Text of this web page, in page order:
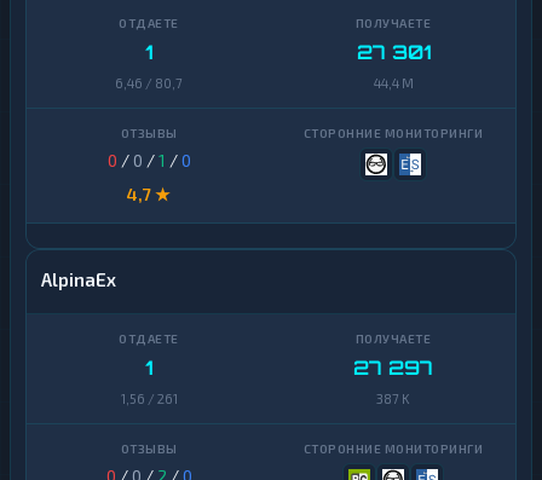
1
6,46 / 80,7
27 301
44,4 M
0 / 0 /1 /0
4,7 ★
AlpinaEx
1
1,56 / 261
27 297
387 K
0 / 0 / 2 /0